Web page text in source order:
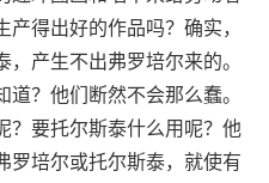
得出好的作品吗？确实，
产生不出弗罗培尔来的。
？他们断然不会那么蠢。
？要托尔斯泰什么用呢？他
罗培尔或托尔斯泰，就使有